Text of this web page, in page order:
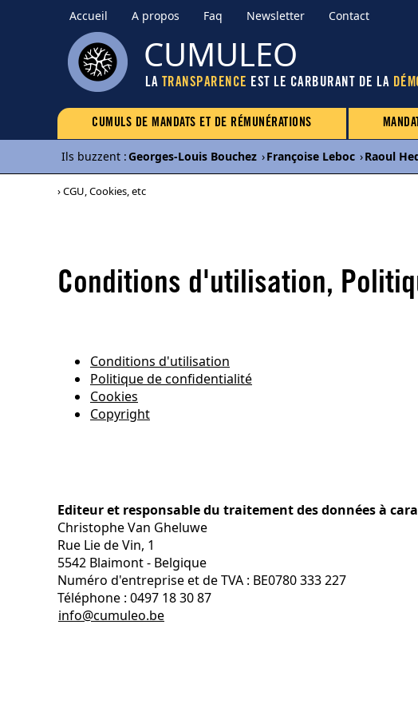
Accueil A propos Faq Newsletter Contact
CUMULEO
LA TRANSPARENCE EST LE CARBURANT DE LA
CUMULS DE MANDATS ET DE RÉMUNÉRATIONS
Ils buzzent :Georges-Louis Bouchez ›Françoise Leboc ›Raoul
› CGU, Cookies, etc
Conditions d'utilisation,
Conditions d'utilisation
Politique de confidentialité
Cookies
Copyright
Editeur et responsable du traitement des données à
Christophe Van Gheluwe
Rue Lie de Vin, 1
5542 Blaimont - Belgique
Numéro d'entreprise et de TVA : BE0780 333 227
Téléphone : 0497 18 30 87
info@cumuleo.be